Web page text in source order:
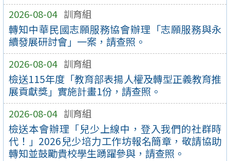
2026-08-04 訓育組
轉知中華民國志願服務協會辦理「志願服務與永
續發展研討會」一案，請查照。
2026-08-04 訓育組
檢送115年度「教育部表揚人權及轉型正義教育推
展貢獻獎」實施計畫1份，請查照。
2026-08-04 訓育組
檢送本會辦理「兒少上線中，登入我們的社群時
代！」2026兒少培力工作坊報名簡章，敬請協助
轉知並鼓勵貴校學生踴躍參與，請查照。